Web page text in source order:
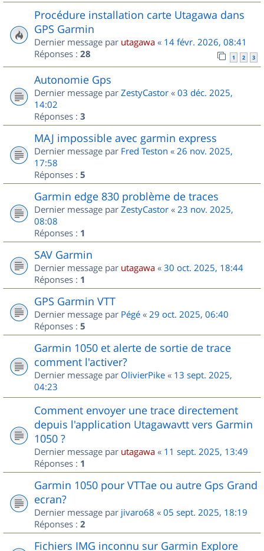
Procédure installation carte Utagawa dans
GPS Garmin
Dernier message par utagawa « 14 févr. 2026, 08:41
Réponses : 28 1 2 3
Autonomie Gps
Dernier message par ZestyCastor « 03 déc. 2025,
14:02
Réponses : 3
MAJ impossible avec garmin express
Dernier message par Fred Teston « 26 nov. 2025,
17:58
Réponses : 5
Garmin edge 830 problème de traces
Dernier message par ZestyCastor « 23 nov. 2025,
08:08
Réponses : 1
SAV Garmin
Dernier message par utagawa « 30 oct. 2025, 18:44
Réponses : 1
GPS Garmin VTT
Dernier message par Pégé « 29 oct. 2025, 06:40
Réponses : 5
Garmin 1050 et alerte de sortie de trace
comment l'activer?
Dernier message par OlivierPike « 13 sept. 2025,
04:23
Comment envoyer une trace directement
depuis l'application Utagawavtt vers Garmin
1050 ?
Dernier message par utagawa « 11 sept. 2025, 13:49
Réponses : 1
Garmin 1050 pour VTTae ou autre Gps Grand
ecran?
Dernier message par jivaro68 « 05 sept. 2025, 18:19
Réponses : 2
Fichiers IMG inconnu sur Garmin Explore